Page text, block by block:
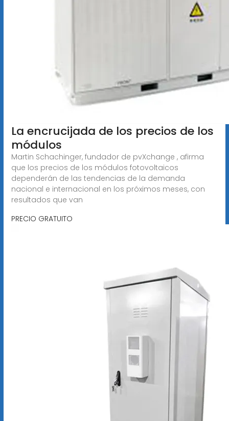
La encrucijada de los precios de los
módulos
Martin Schachinger, fundador de pvXchange , afirma
que los precios de los módulos fotovoltaicos
dependerán de las tendencias de la demanda
nacional e internacional en los próximos meses, con
resultados que van
PRECIO GRATUITO